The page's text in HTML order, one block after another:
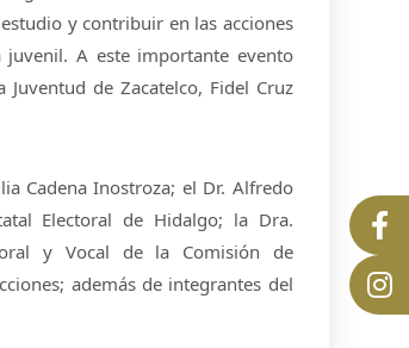
y contribuir en las acciones
A este importante evento
de Zacatelco, Fidel Cruz
Cadena Inostroza; el Dr. Alfredo
Electoral de Hidalgo; la Dra.
y Vocal de la Comisión de
además de integrantes del